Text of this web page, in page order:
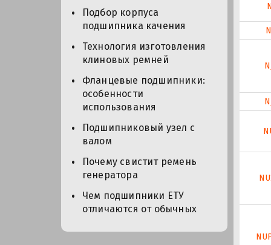
Подбор корпуса
подшипника качения
Технология изготовления
клиновых ремней
Фланцевые подшипники:
особенности
использования
Подшипниковый узел с
валом
Почему свистит ремень
генератора
Чем подшипники ЕТУ
отличаются от обычных